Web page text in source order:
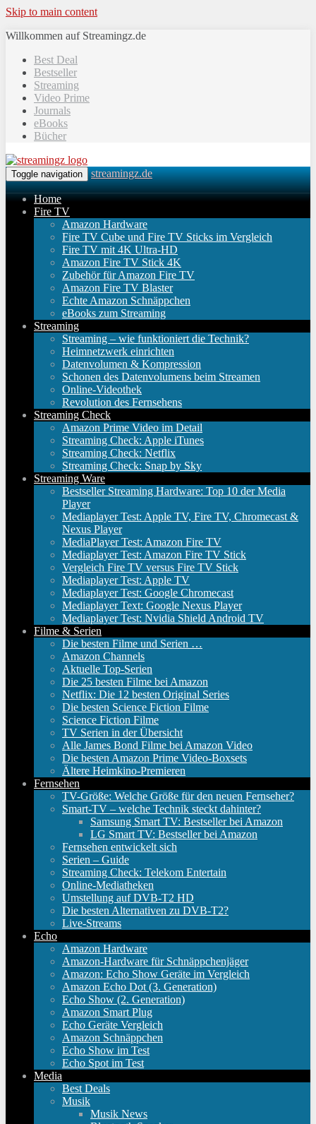
Skip to main content
Willkommen auf Streamingz.de
Best Deal
Bestseller
Streaming
Video Prime
Journals
eBooks
Bücher
Toggle navigation streamingz.de
Home
Fire TV
Amazon Hardware
Fire TV Cube und Fire TV Sticks im Vergleich
Fire TV mit 4K Ultra-HD
Amazon Fire TV Stick 4K
Zubehör für Amazon Fire TV
Amazon Fire TV Blaster
Echte Amazon Schnäppchen
eBooks zum Streaming
Streaming
Streaming – wie funktioniert die Technik?
Heimnetzwerk einrichten
Datenvolumen & Kompression
Schonen des Datenvolumens beim Streamen
Online-Videothek
Revolution des Fernsehens
Streaming Check
Amazon Prime Video im Detail
Streaming Check: Apple iTunes
Streaming Check: Netflix
Streaming Check: Snap by Sky
Streaming Ware
Bestseller Streaming Hardware: Top 10 der Media
Player
Mediaplayer Test: Apple TV, Fire TV, Chromecast &
Nexus Player
MediaPlayer Test: Amazon Fire TV
Mediaplayer Test: Amazon Fire TV Stick
Vergleich Fire TV versus Fire TV Stick
Mediaplayer Test: Apple TV
Mediaplayer Test: Google Chromecast
Mediaplayer Text: Google Nexus Player
Mediaplayer Test: Nvidia Shield Android TV
Filme & Serien
Die besten Filme und Serien …
Amazon Channels
Aktuelle Top-Serien
Die 25 besten Filme bei Amazon
Netflix: Die 12 besten Original Series
Die besten Science Fiction Filme
Science Fiction Filme
TV Serien in der Übersicht
Alle James Bond Filme bei Amazon Video
Die besten Amazon Prime Video-Boxsets
Ältere Heimkino-Premieren
Fernsehen
TV-Größe: Welche Größe für den neuen Fernseher?
Smart-TV – welche Technik steckt dahinter?
Samsung Smart TV: Bestseller bei Amazon
LG Smart TV: Bestseller bei Amazon
Fernsehen entwickelt sich
Serien – Guide
Streaming Check: Telekom Entertain
Online-Mediatheken
Umstellung auf DVB-T2 HD
Die besten Alternativen zu DVB-T2?
Live-Streams
Echo
Amazon Hardware
Amazon-Hardware für Schnäppchenjäger
Amazon: Echo Show Geräte im Vergleich
Amazon Echo Dot (3. Generation)
Echo Show (2. Generation)
Amazon Smart Plug
Echo Geräte Vergleich
Amazon Schnäppchen
Echo Show im Test
Echo Spot im Test
Media
Best Deals
Musik
Musik News